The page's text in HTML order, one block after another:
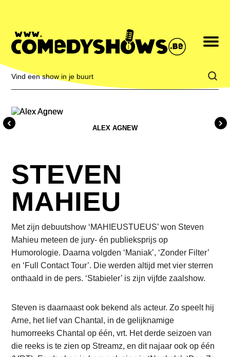
Vind
een
show
je
buurt
ALEX AGNEW
STEVEN
MAHIEU
Met zijn debuutshow ‘MAHIEUSTUEUS’ won Steven
Mahieu meteen de jury- én publieksprijs op
Humorologie. Daarna volgden ‘Maniak’, ‘Zonder Filter’
en ‘Full Contact Tour’. Die werden altijd met vier sterren
onthaald in de pers. ‘Stabieler’ is zijn vijfde zaalshow.
Steven is daarnaast ook bekend als acteur. Zo speelt hij
Arne, het lief van Chantal, in de gelijknamige
humorreeks Chantal op één, vrt. Het derde seizoen van
die reeks is te zien op Streamz, en dit najaar ook op één